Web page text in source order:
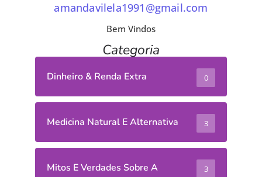
amandavilela1991@gmail.com
Bem Vindos
Categoria
Dinheiro & Renda Extra 0
Medicina Natural E Alternativa 3
Mitos E Verdades Sobre A
3